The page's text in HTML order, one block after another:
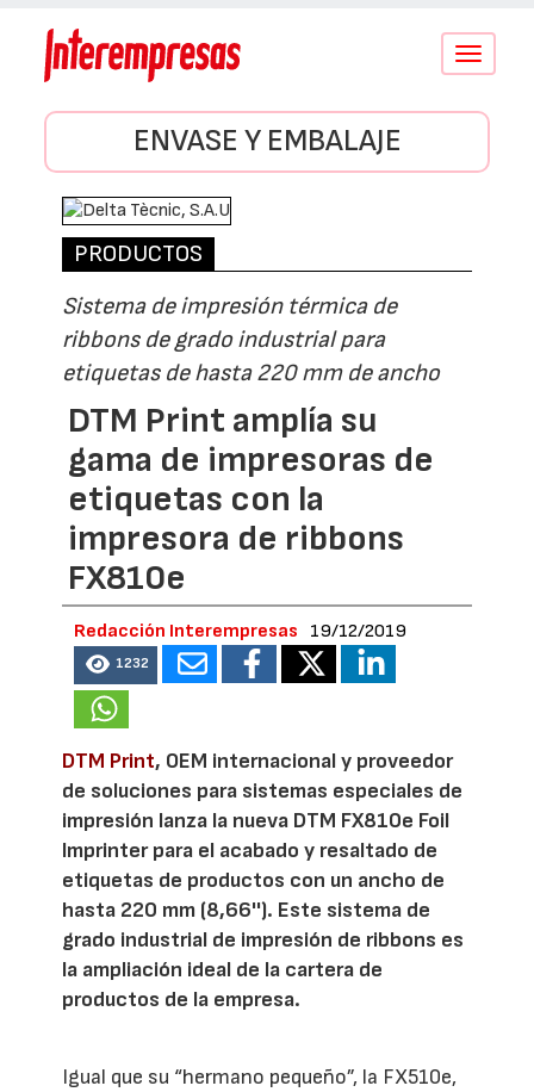
Conmutar
ENVASE Y EMBALAJE
PRODUCTOS
Sistema de impresión térmica de
ribbons de grado industrial para
etiquetas de hasta 220 mm de ancho
DTM Print amplía su
gama de impresoras de
etiquetas con la
impresora de ribbons
FX810e
Redacción Interempresas 19/12/2019
1232
DTM Print, OEM internacional y proveedor
de soluciones para sistemas especiales de
impresión lanza la nueva DTM FX810e Foil
Imprinter para el acabado y resaltado de
etiquetas de productos con un ancho de
hasta 220 mm (8,66''). Este sistema de
grado industrial de impresión de ribbons es
la ampliación ideal de la cartera de
productos de la empresa.
Igual que su “hermano pequeño”, la FX510e,